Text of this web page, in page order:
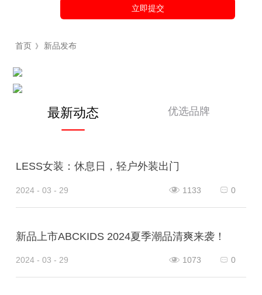
立即提交
首页 》 新品发布
最新动态 优选品牌
LESS女装：休息日，轻户外装出门
2024 - 03 - 29 0
1133
新品上市ABCKIDS 2024夏季潮品清爽来袭！
2024 - 03 - 29 0
1073